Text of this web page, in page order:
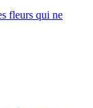
fleurs qui ne